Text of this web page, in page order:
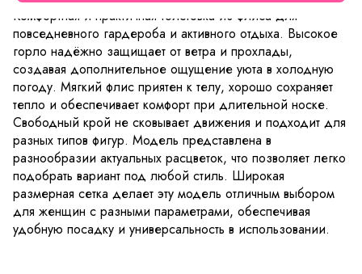
Комфортная и практичная толстовка из флиса для
повседневного гардероба и активного отдыха. Высокое
горло надёжно защищает от ветра и прохлады,
создавая дополнительное ощущение уюта в холодную
погоду. Мягкий флис приятен к телу, хорошо сохраняет
тепло и обеспечивает комфорт при длительной носке.
Свободный крой не сковывает движения и подходит для
разных типов фигур. Модель представлена в
разнообразии актуальных расцветок, что позволяет легко
подобрать вариант под любой стиль. Широкая
размерная сетка делает эту модель отличным выбором
для женщин с разными параметрами, обеспечивая
удобную посадку и универсальность в использовании.